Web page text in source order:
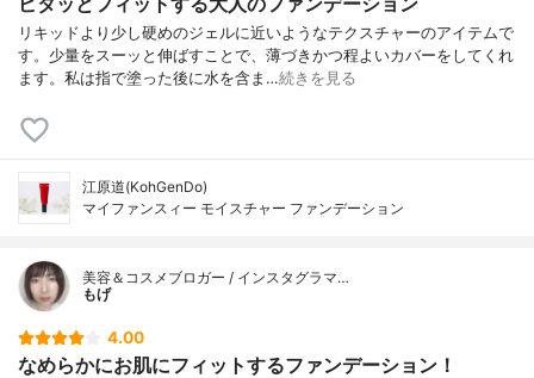
リキッドより少し硬めのジェルに近いようなテクスチャーのアイテムで
す。少量をスーッと伸ばすことで、薄づきかつ程よいカバーをしてくれ
ます。私は指で塗った後に水を含ま…続きを見る
江原道(KohGenDo)
マイファンスィー モイスチャー ファンデーション
美容＆コスメブロガー / インスタグラマ…
もげ
4.00
なめらかにお肌にフィットするファンデーション！